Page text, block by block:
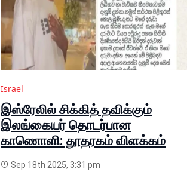
Israel
இஸ்ரேலில் சிக்கித் தவிக்கும்
இலங்கையர் தொடர்பான
காணொளி: தூதரகம் விளக்கம்
Sep 18th 2025, 3:31 pm